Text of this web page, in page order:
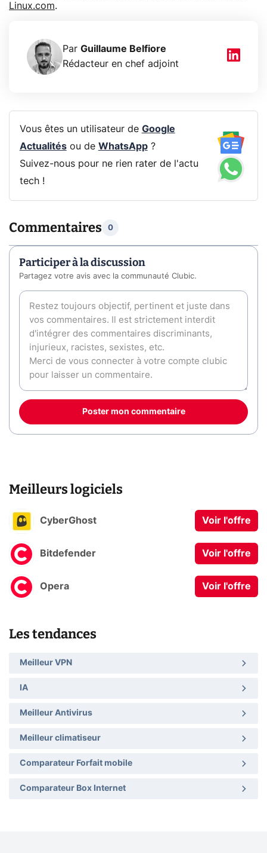
Linux.com.
Par Guillaume Belfiore
Rédacteur en chef adjoint
Vous êtes un utilisateur de Google
Actualitésou de WhatsApp?
Suivez-nous pour ne rien rater de l'actu
tech !
Commentaires 0
Participer à la discussion
Partagez votre avis avec la communauté Clubic.
Poster mon commentaire
Meilleurs logiciels
CyberGhost Voir l'offre
Bitdefender Voir l'offre
Opera Voir l'offre
Les tendances
Meilleur VPN
IA
Meilleur Antivirus
Meilleur climatiseur
Comparateur Forfait mobile
Comparateur Box Internet